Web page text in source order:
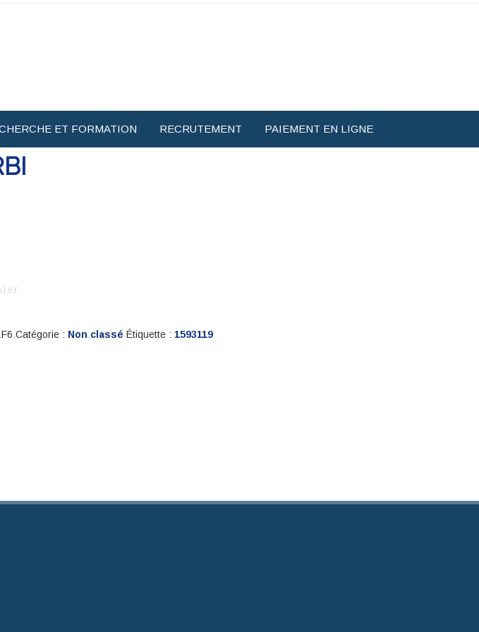
ET FORMATION RECRUTEMENT PAIEMENT EN LIGNE
Catégorie : Non classé Étiquette : 1593119